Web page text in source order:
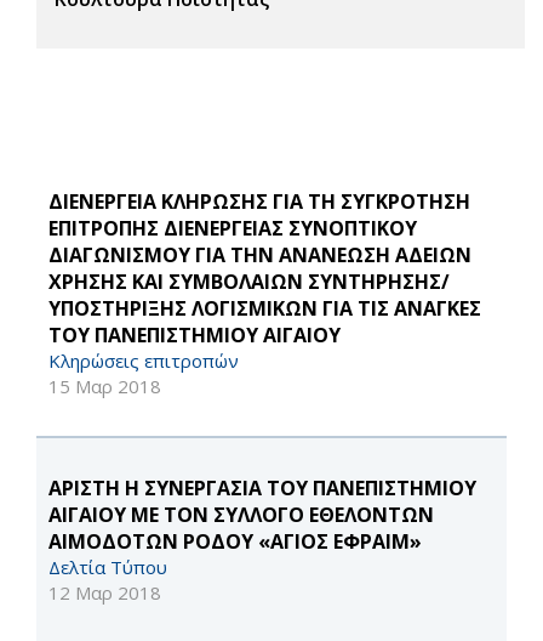
ΔΙΕΝΕΡΓΕΙΑ ΚΛΗΡΩΣΗΣ ΓΙΑ ΤΗ ΣΥΓΚΡΟΤΗΣΗ
ΕΠΙΤΡΟΠΗΣ ΔΙΕΝΕΡΓΕΙΑΣ ΣΥΝΟΠΤΙΚΟΥ
ΔΙΑΓΩΝΙΣΜΟΥ ΓΙΑ ΤΗΝ ΑΝΑΝΕΩΣΗ ΑΔΕΙΩΝ
ΧΡΗΣΗΣ ΚΑΙ ΣΥΜΒΟΛΑΙΩΝ ΣΥΝΤΗΡΗΣΗΣ/
ΥΠΟΣΤΗΡΙΞΗΣ ΛΟΓΙΣΜΙΚΩΝ ΓΙΑ ΤΙΣ ΑΝΑΓΚΕΣ
ΤΟΥ ΠΑΝΕΠΙΣΤΗΜΙΟΥ ΑΙΓΑΙΟΥ
Κληρώσεις επιτροπών
15 Μαρ 2018
ΑΡΙΣΤΗ Η ΣΥΝΕΡΓΑΣΙΑ ΤΟΥ ΠΑΝΕΠΙΣΤΗΜΙΟΥ
ΑΙΓΑΙΟΥ ΜΕ ΤΟΝ ΣΥΛΛΟΓΟ ΕΘΕΛΟΝΤΩΝ
ΑΙΜΟΔΟΤΩΝ ΡΟΔΟΥ «ΑΓΙΟΣ ΕΦΡΑΙΜ»
Δελτία Τύπου
12 Μαρ 2018